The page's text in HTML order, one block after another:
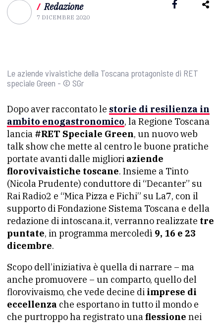
/ Redazione
7 DICEMBRE 2020
Le aziende vivaistiche della Toscana protagoniste di RET
speciale Green - © SGr
Dopo aver raccontato le storie di resilienza in
ambito enogastronomico, la Regione Toscana
lancia #RET Speciale Green, un nuovo web
talk show che mette al centro le buone pratiche
portate avanti dalle migliori aziende
florovivaistiche toscane. Insieme a Tinto
(Nicola Prudente) conduttore di “Decanter” su
Rai Radio2 e “Mica Pizza e Fichi” su La7, con il
supporto di Fondazione Sistema Toscana e della
redazione di intoscana.it, verranno realizzate tre
puntate, in programma mercoledì 9, 16 e 23
dicembre.
Scopo dell’iniziativa è quella di narrare – ma
anche promuovere – un comparto, quello del
florovivaismo, che vede decine di imprese di
eccellenza che esportano in tutto il mondo e
che purtroppo ha registrato unaflessione nei